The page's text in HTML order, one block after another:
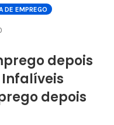
DE EMPREGO
depois
Infalíveis
depois